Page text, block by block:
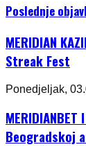
Poslednje
MERIDIAN
Streak Fest
Ponedjeljak,
Beogradskoj